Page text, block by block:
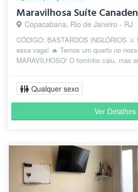
Copacabana, Rio de Janeiro - RJ
CÓDIGO: BASTARDOS INGLÓRIOS
essa vaga! 🔥 Temos um quarto no
MARAVILHOSO! O forninho caiu, mas
Qualquer sexo
Ver Detalhes